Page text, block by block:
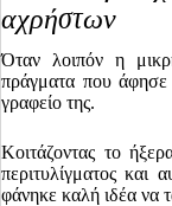
αχρήστων
Όταν λοιπόν η
πράγματα που άφησε
γραφείο της.
Κοιτάζοντας το
περιτυλίγματος
φάνηκε καλή ιδέα να